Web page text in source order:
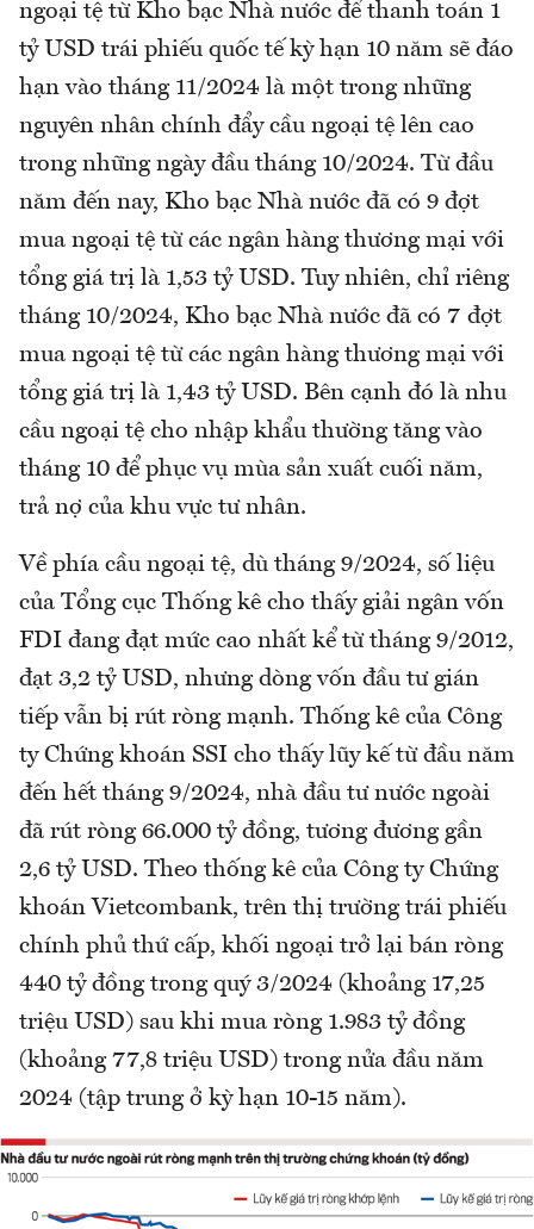
ngoại tệ từ Kho bạc Nhà nước để thanh toán 1
tỷ USD trái phiếu quốc tế kỳ hạn 10 năm sẽ đáo
hạn vào tháng 11/2024 là một trong những
nguyên nhân chính đẩy cầu ngoại tệ lên cao
trong những ngày đầu tháng 10/2024. Từ đầu
năm đến nay, Kho bạc Nhà nước đã có 9 đợt
mua ngoại tệ từ các ngân hàng thương mại với
tổng giá trị là 1,53 tỷ USD. Tuy nhiên, chỉ riêng
tháng 10/2024, Kho bạc Nhà nước đã có 7 đợt
mua ngoại tệ từ các ngân hàng thương mại với
tổng giá trị là 1,43 tỷ USD. Bên cạnh đó là nhu
cầu ngoại tệ cho nhập khẩu thường tăng vào
tháng 10 để phục vụ mùa sản xuất cuối năm,
trả nợ của khu vực tư nhân.
Về phía cầu ngoại tệ, dù tháng 9/2024, số liệu
của Tổng cục Thống kê cho thấy giải ngân vốn
FDI đang đạt mức cao nhất kể từ tháng 9/2012,
đạt 3,2 tỷ USD, nhưng dòng vốn đầu tư gián
tiếp vẫn bị rút ròng mạnh. Thống kê của Công
ty Chứng khoán SSI cho thấy lũy kế từ đầu năm
đến hết tháng 9/2024, nhà đầu tư nước ngoài
đã rút ròng 66.000 tỷ đồng, tương đương gần
2,6 tỷ USD. Theo thống kê của Công ty Chứng
khoán Vietcombank, trên thị trường trái phiếu
chính phủ thứ cấp, khối ngoại trở lại bán ròng
440 tỷ đồng trong quý 3/2024 (khoảng 17,25
triệu USD) sau khi mua ròng 1.983 tỷ đồng
(khoảng 77,8 triệu USD) trong nửa đầu năm
2024 (tập trung ở kỳ hạn 10-15 năm).